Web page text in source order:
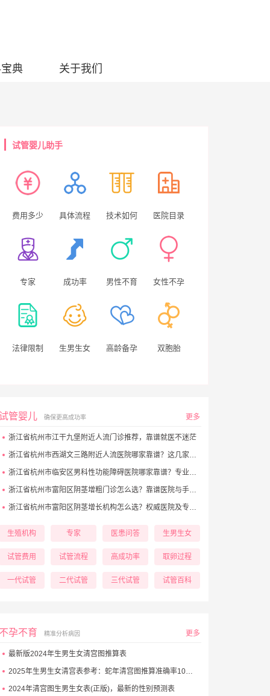
典 关于我们
试管婴儿助手
费用多少 具体流程 技术如何 医院目录
专家 成功率 男性不育 女性不孕
法律限制 生男生女 高龄备孕 双胞胎
管婴儿 确保更高成功率 更多
浙江省杭州市江干九堡附近人流门诊推荐，靠谱就医不迷茫
浙江省杭州市西湖文三路附近人流医院哪家靠谱？这几家正规机构别错过
浙江省杭州市临安区男科性功能障碍医院哪家靠谱？专业诊疗助您摆脱困扰
浙江省杭州市富阳区阴茎增粗门诊怎么选？靠谱医院与手术细节看这里
浙江省杭州市富阳区阴茎增长机构怎么选？权威医院及专家推荐
生殖机构 专家 医患问答 生男生女
试管费用 试管流程 高成功率 取卵过程
一代试管 二代试管 三代试管 试管百科
孕不育 精准分析病因 更多
最新版2024年生男生女清宫图推算表
2025年生男生女清宫表参考：蛇年清宫图推算准确率100%！
2024年清宫图生男生女表(正版)，最新的性别预测表